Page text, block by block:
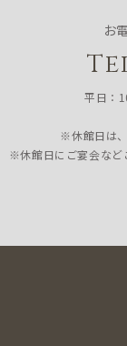
お
平日：
※休館日は、
※休館日にご宴会など